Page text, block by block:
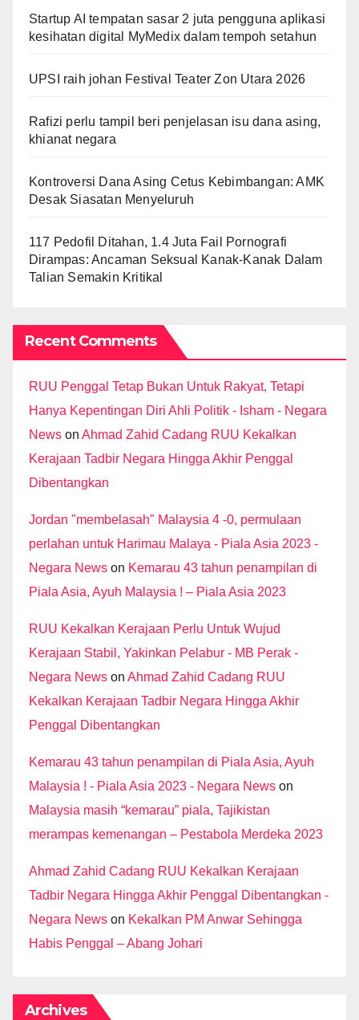
Startup AI tempatan sasar 2 juta pengguna aplikasi
kesihatan digital MyMedix dalam tempoh setahun
UPSI raih johan Festival Teater Zon Utara 2026
Rafizi perlu tampil beri penjelasan isu dana asing,
khianat negara
Kontroversi Dana Asing Cetus Kebimbangan: AMK
Desak Siasatan Menyeluruh
117 Pedofil Ditahan, 1.4 Juta Fail Pornografi
Dirampas: Ancaman Seksual Kanak-Kanak Dalam
Talian Semakin Kritikal
Recent Comments
RUU Penggal Tetap Bukan Untuk Rakyat, Tetapi
Hanya Kepentingan Diri Ahli Politik - Isham - Negara
News on Ahmad Zahid Cadang RUU Kekalkan
Kerajaan Tadbir Negara Hingga Akhir Penggal
Dibentangkan
Jordan "membelasah" Malaysia 4 -0, permulaan
perlahan untuk Harimau Malaya - Piala Asia 2023 -
Negara News on Kemarau 43 tahun penampilan di
Piala Asia, Ayuh Malaysia ! – Piala Asia 2023
RUU Kekalkan Kerajaan Perlu Untuk Wujud
Kerajaan Stabil, Yakinkan Pelabur - MB Perak -
Negara News on Ahmad Zahid Cadang RUU
Kekalkan Kerajaan Tadbir Negara Hingga Akhir
Penggal Dibentangkan
Kemarau 43 tahun penampilan di Piala Asia, Ayuh
Malaysia ! - Piala Asia 2023 - Negara News on
Malaysia masih “kemarau” piala, Tajikistan
merampas kemenangan – Pestabola Merdeka 2023
Ahmad Zahid Cadang RUU Kekalkan Kerajaan
Tadbir Negara Hingga Akhir Penggal Dibentangkan -
Negara News on Kekalkan PM Anwar Sehingga
Habis Penggal – Abang Johari
Archives